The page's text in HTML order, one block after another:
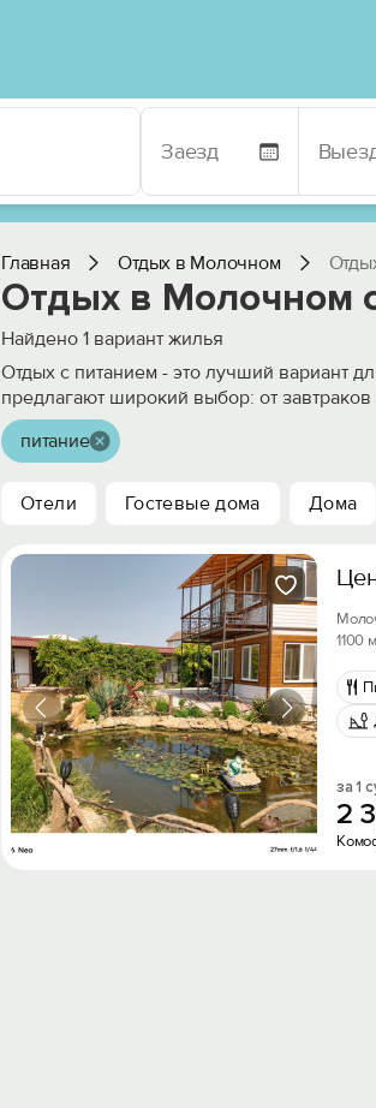
Главная Отдых в Молочном
Отдых в Молочном
Найдено 1 вариант жилья
Отдых с питанием - это лучший вариант
предлагают широкий выбор: от
питание
Отели Гостевые дома Дома
1100
за 1
2